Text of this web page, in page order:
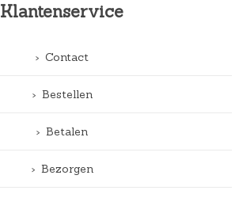
Klantenservice
Contact
Bestellen
Betalen
Bezorgen